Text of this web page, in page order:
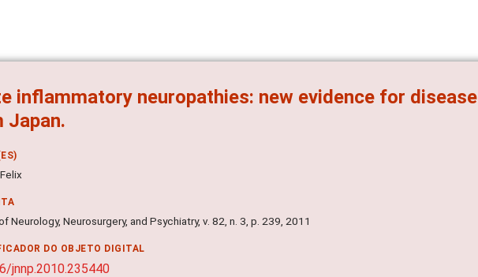
inflammatory neuropathies: new evidence for
Japan.
Neurology, Neurosurgery, and Psychiatry, v. 82, n. 3, p. 239, 2011
DO OBJETO DIGITAL
jnnp.2010.235440